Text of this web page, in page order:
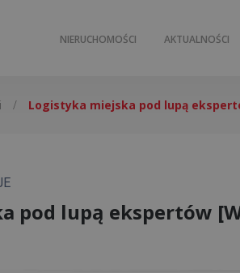
NIERUCHOMOŚCI AKTUALNOŚCI
/ Logistyka miejska pod lupą
pod lupą ekspertów